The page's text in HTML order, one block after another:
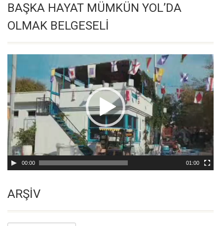
BAŞKA HAYAT MÜMKÜN YOL’DA
OLMAK BELGESELİ
oynatıcı
00:00 01:00
ARŞİV